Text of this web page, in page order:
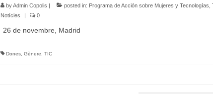
byAdmin Copolis | posted in: Programa de Acción sobre Mujeres y Tecnologías
Notícies
| 0
26 de novembre, Madrid
Dones, Gènere TIC